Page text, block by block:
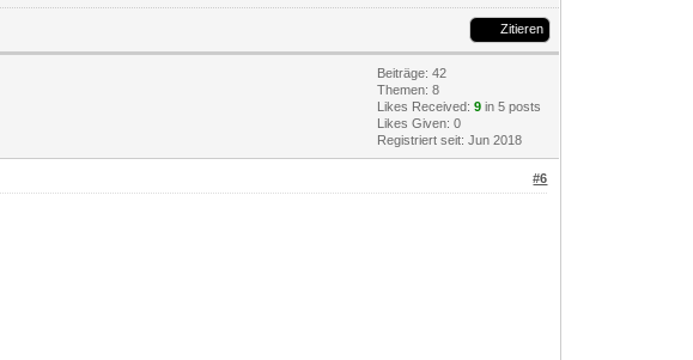
Zitieren
Beiträge: 42
Themen: 8
Likes Received:9 in 5 posts
Likes Given: 0
Registriert seit: Jun 2018
#6